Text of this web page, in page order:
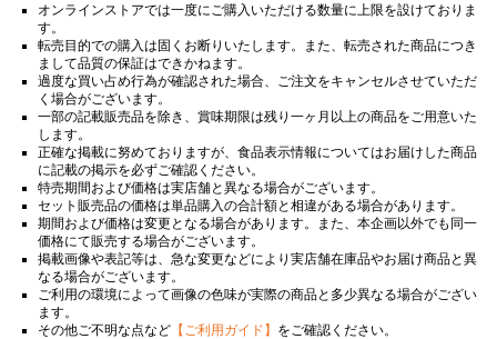
オンラインストアでは一度にご購入いただける数量に上限を設けておりま
す。
転売目的での購入は固くお断りいたします。また、転売された商品につき
まして品質の保証はできかねます。
過度な買い占め行為が確認された場合、ご注文をキャンセルさせていただ
く場合がございます。
一部の記載販売品を除き、賞味期限は残り一ヶ月以上の商品をご用意いた
します。
正確な掲載に努めておりますが、食品表示情報についてはお届けした商品
に記載の掲示を必ずご確認ください。
特売期間および価格は実店舗と異なる場合がございます。
セット販売品の価格は単品購入の合計額と相違がある場合があります。
期間および価格は変更となる場合があります。また、本企画以外でも同一
価格にて販売する場合がございます。
掲載画像や表記等は、急な変更などにより実店舗在庫品やお届け商品と異
なる場合がございます。
ご利用の環境によって画像の色味が実際の商品と多少異なる場合がござい
ます。
その他ご不明な点など 【ご利用ガイド】 をご確認ください。